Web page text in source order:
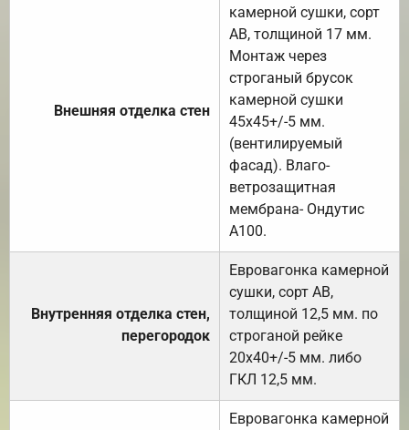
Внешняя отделка стен
камерной сушки, сорт
АВ, толщиной 17 мм.
Монтаж через
строганый брусок
камерной сушки
45х45+/-5 мм.
(вентилируемый
фасад). Влаго-
ветрозащитная
мембрана- Ондутис
А100.
Внутренняя отделка стен,
перегородок
Евровагонка камерной
сушки, сорт АВ,
толщиной 12,5 мм. по
строганой рейке
20х40+/-5 мм. либо
ГКЛ 12,5 мм.
Евровагонка камерной